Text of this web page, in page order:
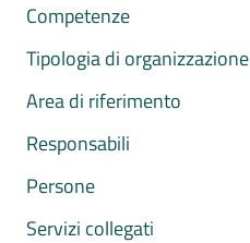
Competenze
Tipologia di organizzazione
Area di riferimento
Responsabili
Persone
Servizi collegati